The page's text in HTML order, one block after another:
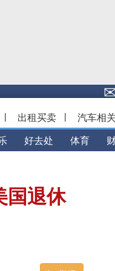
| 出租买卖 | 汽车相关
好去处 体育
国退休